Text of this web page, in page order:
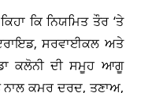
ਕਿ ਨਿਯਮਿਤ ਤੌਰ ‘ਤੇ
ਸਰਵਾਈਕਲ ਅਤੇ
ਕਲੋਨੀ ਦੀ ਸਮੂਹ ਆਗੂ
ਨਾਲ ਕਮਰ ਦਰਦ, ਤਣਾਅ,